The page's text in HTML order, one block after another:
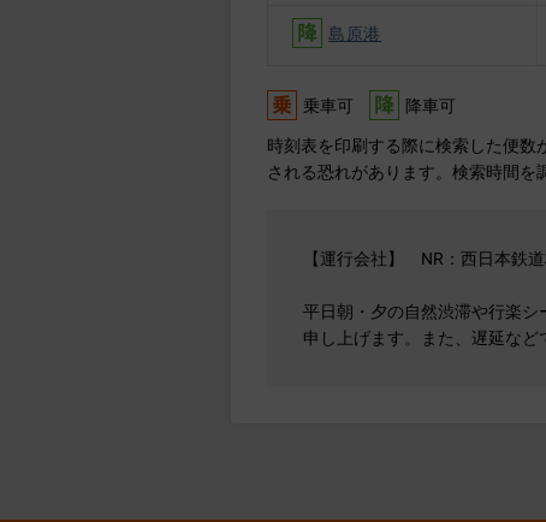
島原港
乗車可
降車可
時刻表を印刷する際に検索した便
される恐れがあります。検索時間を
【運行会社】 NR：西日本
平日朝・夕の自然渋滞や行楽
申し上げます。また、遅延な